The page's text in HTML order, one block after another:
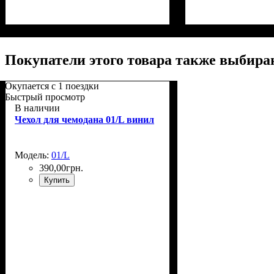
Покупатели этого товара также
Окупается с 1 поездки
Быстрый просмотр
В наличии
Чехол для чемодана 01/L винил
Модель: 01/L
390,00грн.
Купить